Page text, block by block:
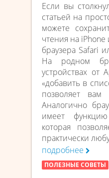
Если вы
статьей на
можете
чтения на iPhone
браузера Safari
На родном
устройствах от
«добавить в
позволяет вам
Аналогично
имеет
которая
практически
подробнее
ПОЛЕЗНЫЕ СОВЕТЫ